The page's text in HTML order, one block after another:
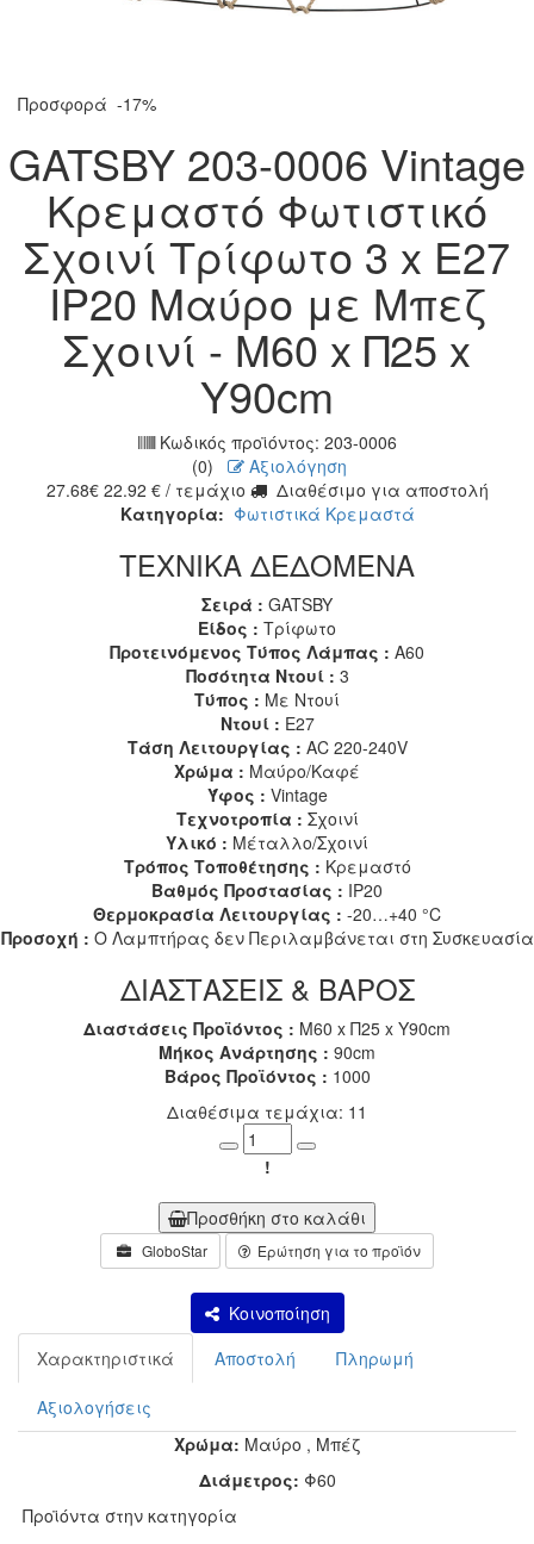
Προσφορά -17%
GATSBY 203-0006 Vintage
Κρεμαστό Φωτιστικό
Σχοινί Τρίφωτο 3 x E27
IP20 Μαύρο με Μπεζ
Σχοινί - Μ60 x Π25 x
Υ90cm
Κωδικός προϊόντος: 203-0006
(0)
Αξιολόγηση
27.68€ 22.92 € / τεμάχιο
Διαθέσιμο για αποστολή
Κατηγορία: Φωτιστικά Κρεμαστά
ΤΕΧΝΙΚΑ ΔΕΔΟΜΕΝΑ
Σειρά : GATSBY
Είδος : Τρίφωτο
Προτεινόμενος Τύπος Λάμπας : A60
Ποσότητα Ντουί : 3
Τύπος : Με Ντουί
Ντουί : E27
Τάση Λειτουργίας : AC 220-240V
Χρώμα : Μαύρο/Καφέ
Ύφος : Vintage
Τεχνοτροπία : Σχοινί
Υλικό : Μέταλλο/Σχοινί
Τρόπος Τοποθέτησης : Κρεμαστό
Βαθμός Προστασίας : IP20
Θερμοκρασία Λειτουργίας : -20…+40 °C
Προσοχή : Ο Λαμπτήρας δεν Περιλαμβάνεται στη Συσκευασία
ΔΙΑΣΤΑΣΕΙΣ & ΒΑΡΟΣ
Διαστάσεις Προϊόντος : Μ60 x Π25 x Υ90cm
Μήκος Ανάρτησης : 90cm
Βάρος Προϊόντος : 1000
Διαθέσιμα τεμάχια: 11
Minus
Plus
!
Προσθήκη στο καλάθι
GloboStar Ερώτηση για το προϊόν
Κοινοποίηση
Χαρακτηριστικά
Αποστολή Πληρωμή
Αξιολογήσεις
Χρώμα: Μαύρο , Μπέζ
Διάμετρος: Φ60
Προϊόντα στην κατηγορία